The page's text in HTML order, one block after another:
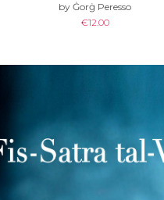
by Ġorġ Peresso
€12.00